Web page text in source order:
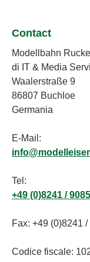
Contact
Modellbahn
di IT & Media
Waalerstraße 9
86807 Buchloe
Germania
E-Mail:
Tel:
+49 (0)8241 /
Fax: +49 (0)8241
Codice fiscale: